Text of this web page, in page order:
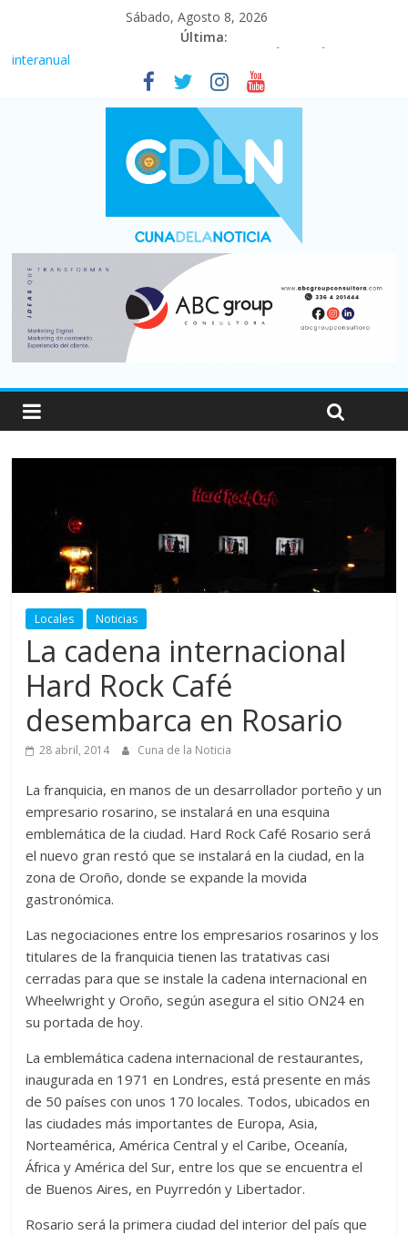
Sábado, Agosto 8, 2026
Última:
Fuerte caída de la venta de autos usados en julio: bajó un 12,6%
Central venció 1 a 0 al River de Coudet en el Monumental
La morosidad alcanzó su nivel más alto en dos décadas y ya
afecta a 400 mil deudores en Santa Fe
Desde que asumió Milei cerraron 41.000 kioscos: el sector
denuncia crisis como en 2001
Vacaciones de invierno con más movimiento y consumo
turístico: 4,6 millones de personas viajaron por el país, un 5,9%
Locales Noticias
La cadena internacional
Hard Rock Café
desembarca en Rosario
28 abril, 2014 Cuna de la Noticia
La franquicia, en manos de un desarrollador porteño y un
empresario rosarino, se instalará en una esquina
emblemática de la ciudad. Hard Rock Café Rosario será
el nuevo gran restó que se instalará en la ciudad, en la
zona de Oroño, donde se expande la movida
gastronómica.
Las negociaciones entre los empresarios rosarinos y los
titulares de la franquicia tienen las tratativas casi
cerradas para que se instale la cadena internacional en
Wheelwright y Oroño, según asegura el sitio ON24 en
su portada de hoy.
La emblemática cadena internacional de restaurantes,
inaugurada en 1971 en Londres, está presente en más
de 50 países con unos 170 locales. Todos, ubicados en
las ciudades más importantes de Europa, Asia,
Norteamérica, América Central y el Caribe, Oceanía,
África y América del Sur, entre los que se encuentra el
de Buenos Aires, en Puyrredón y Libertador.
Rosario será la primera ciudad del interior del país que